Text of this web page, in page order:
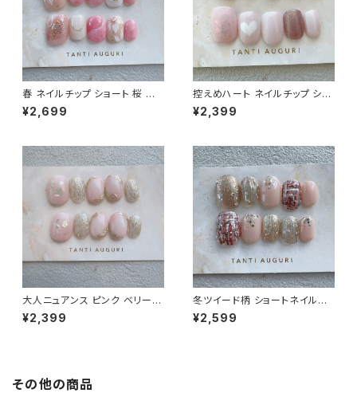
春 ネイルチップ ショート 桜 入
学式 卒業式 サクラ ピンク色 春
色 春イベント用 短め 小さめ 通
¥2,699
控えめハート ネイルチップ ショ
ート さりげない ラブブ はあと
ねいる 短め ガーリー 通販サイ
¥2,399
大人ニュアンス ピンク ベリーシ
ョート ネイルチップ 万人受け 鉄
板デザイン 春夏秋冬 爪 通販サ
¥2,399
冬ツイード柄 ショートネイルチ
ップ 編み編み 格子柄 セーター
ニット ガーリー 女子力 短め 通
¥2,599
その他の商品